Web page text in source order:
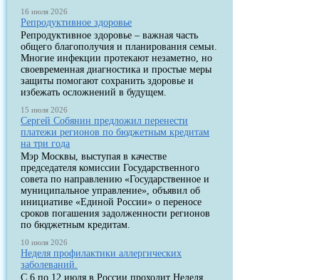
16 июля 2026
Репродуктивное здоровье
Репродуктивное здоровье – важная часть
общего благополучия и планирования семьи.
Многие инфекции протекают незаметно, но
своевременная диагностика и простые меры
защиты помогают сохранить здоровье и
избежать осложнений в будущем.
15 июля 2026
Сергей Собянин предложил перенести
платежи регионов по бюджетным кредитам
на три года
Мэр Москвы, выступая в качестве
председателя комиссии Государственного
совета по направлению «Государственное и
муниципальное управление», объявил об
инициативе «Единой России» о переносе
сроков погашения задолженности регионов
по бюджетным кредитам.
10 июля 2026
Неделя профилактики аллергических
заболеваний.
С 6 по 12 июля в России проходит Неделя